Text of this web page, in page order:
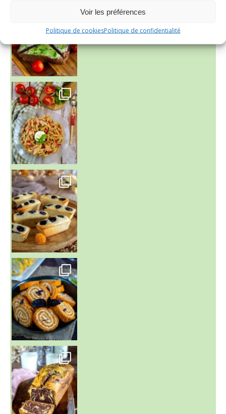
Voir les préférences
Politique de cookiesPolitique de confidentialité
~ SALADE DE PÂTES AUX DEUX TOMATES THON ET BURRA
~ FINANCIERS MYRTILLES ET CITRON ~
Aujourd'hu